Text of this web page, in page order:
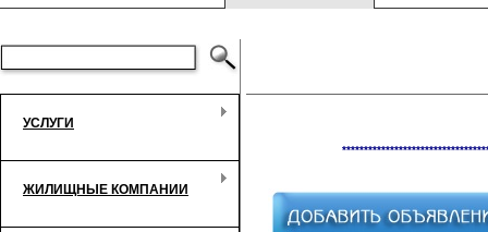
УСЛУГИ
ЖИЛИЩНЫЕ КОМПАНИИ